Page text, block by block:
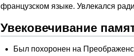
французском языке. Увлекался
Увековечивание
Был похоронен на